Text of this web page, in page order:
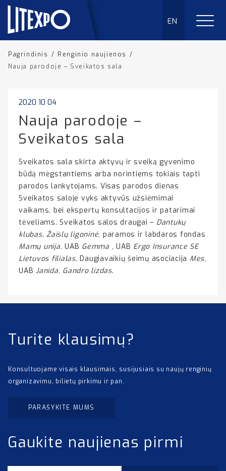
EN
Pagrindinis / Renginio naujienos /
Nauja parodoje – Sveikatos sala
2020 10 04
Nauja parodoje –
Sveikatos sala
Sveikatos sala skirta aktyvų ir sveiką gyvenimo
būdą mėgstantiems arba norintiems tokiais tapti
parodos lankytojams. Visas parodos dienas
Sveikatos saloje vyks aktyvūs užsiėmimai
vaikams, bei ekspertų konsultacijos ir patarimai
tėveliams. Sveikatos salos draugai – Dantukų
klubas, Žaislų ligoninė, paramos ir labdaros fondas
Mamų unija, UAB Gemma , UAB Ergo Insurance SE
Lietuvos filialas, Daugiavaikių šeimų asociacija Mes,
UAB Janida, Gandro lizdas.
Turite klausimų?
Konsultuojame visais klausimais, susijusiais su naujų renginių
organizavimu, bilietų pirkimu ir pan.
PARAŠYKITE MUMS
Gaukite naujienas pirmi